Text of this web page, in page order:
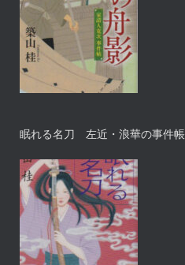
眠れる名刀 左近・浪華の事件帳